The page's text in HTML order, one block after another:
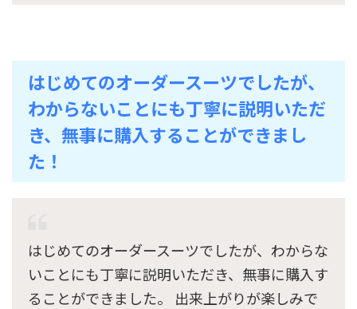
はじめてのオーダースーツでしたが、
わからないことにも丁寧に説明いただ
き、無事に購入することができまし
た！
はじめてのオーダースーツでしたが、わからな
いことにも丁寧に説明いただき、無事に購入す
ることができました。 出来上がりが楽しみで